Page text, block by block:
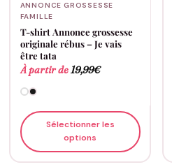
ANNONCE GROSSESSE
FAMILLE
T-shirt Annonce grossesse
originale rébus – Je vais
être tata
À partir de19,99€
Sélectionner les
options